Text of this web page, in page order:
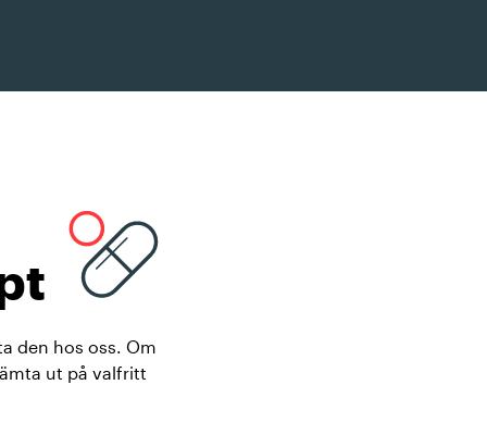
den hos oss. Om
ut på valfritt